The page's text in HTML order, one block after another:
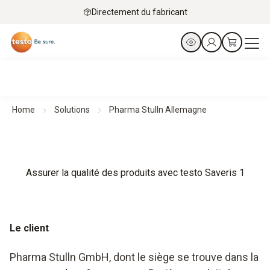
Directement du fabricant
Home Solutions Pharma Stulln Allemagne
Assurer la qualité des produits avec testo Saveris 1
Le client
Pharma Stulln GmbH, dont le siège se trouve dans la